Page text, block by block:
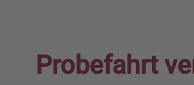
Probefahrt